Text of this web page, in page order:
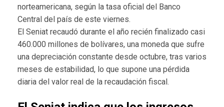
norteamericana, según la tasa oficial del Banco
Central del país de este viernes.
El Seniat recaudó durante el año recién finalizado casi
460.000 millones de bolívares, una moneda que sufre
una depreciación constante desde octubre, tras varios
meses de estabilidad, lo que supone una pérdida
diaria del valor real de la recaudación fiscal.